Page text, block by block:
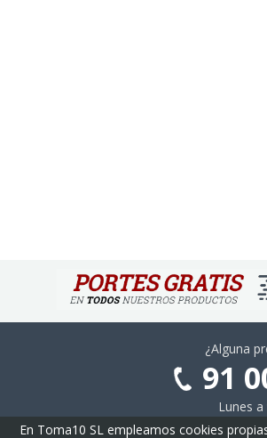
¿Alguna
91
Lunes
En Toma10 SL empleamos cookies